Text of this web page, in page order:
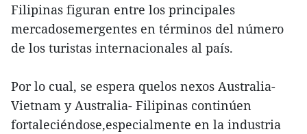
Filipinas figuran entre los principales
mercadosemergentes en términos del número
de los turistas internacionales al país.
Por lo cual, se espera quelos nexos Australia-
Vietnam y Australia- Filipinas continúen
fortaleciéndose,especialmente en la industria